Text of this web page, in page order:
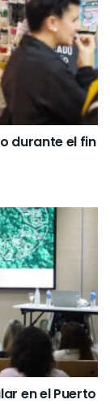
durante el fin
en el Puerto